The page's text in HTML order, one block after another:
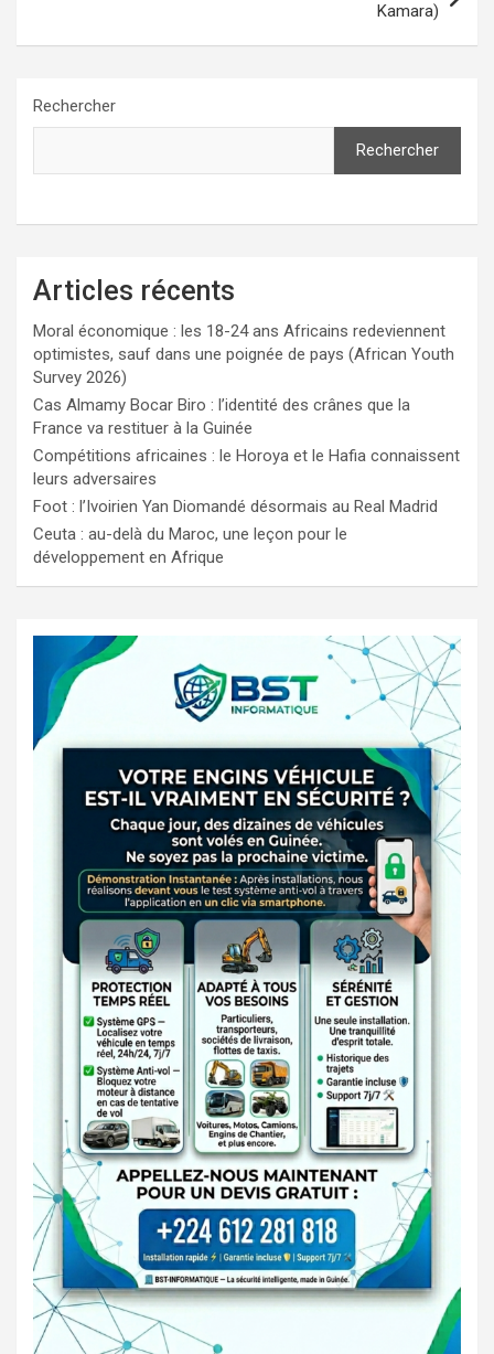
Kamara)
Rechercher
Rechercher
Articles récents
Moral économique : les 18-24 ans Africains redeviennent
optimistes, sauf dans une poignée de pays (African Youth
Survey 2026)
Cas Almamy Bocar Biro : l’identité des crânes que la
France va restituer à la Guinée
Compétitions africaines : le Horoya et le Hafia connaissent
leurs adversaires
Foot : l’Ivoirien Yan Diomandé désormais au Real Madrid
Ceuta : au-delà du Maroc, une leçon pour le
développement en Afrique